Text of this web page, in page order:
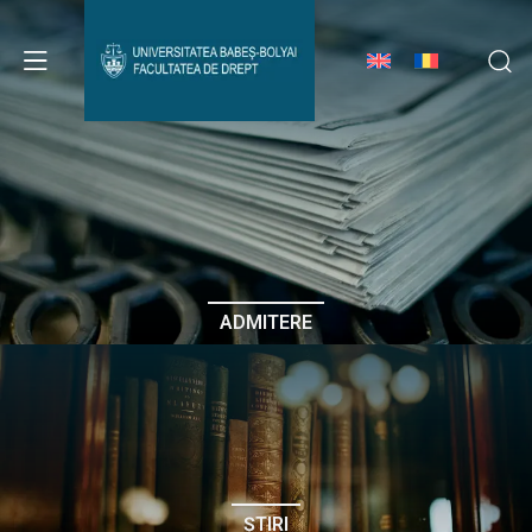
Avizier Studenți
Studii
Admitere
Erasmus & Internațional
Despre Facultate
ADMITERE
ȘTIRI